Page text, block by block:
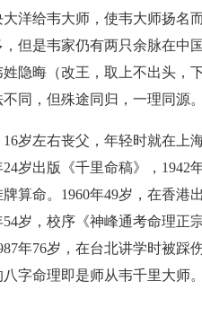
洋给韦大师，使韦大师扬名
但是韦家仍有两只余脉在
隐晦（改王，取上不出头
同，但殊途同归，一理同源。
岁左右丧父，年轻时就在上
岁出版《千里命稿》，
算命。1960年49岁，在香
岁，校序《神峰通考命理
年76岁，在台北讲学时被
字命理即是师从韦千里大师。